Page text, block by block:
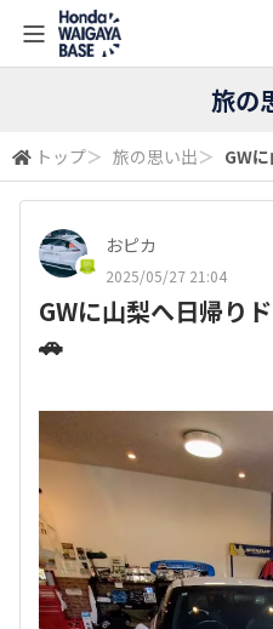
旅の
トップ＞ 旅の思い出＞ GW
おピカ
2025/05/27 21:04
GWに山梨へ日帰り
🚗